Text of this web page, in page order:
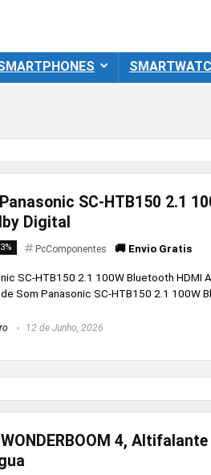
SC-HTB150 2.1
Digital
PcComponentes 🚚 Envio Gratis
SC-HTB150 2.1 100W Bluetooth HDMI
Som Panasonic SC-HTB150 2.1 100W
12 de Junho, 2026
4,